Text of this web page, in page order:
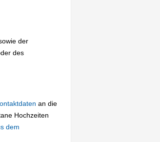
der
des
an die
Hochzeiten
dem